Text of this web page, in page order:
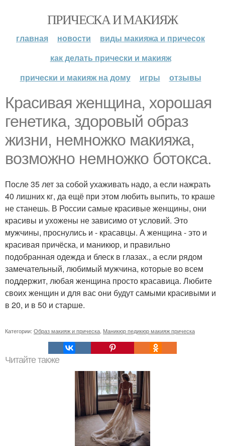
ПРИЧЕСКА И МАКИЯЖ
главная новости
виды макияжа и причесок
как делать прически и макияж
прически и макияж на дому
игры отзывы
Красивая женщина, хорошая
генетика, здоровый образ
жизни, немножко макияжа,
возможно немножко ботокса.
После 35 лет за собой ухаживать надо, а если нажрать
40 лишних кг, да ещё при этом любить выпить, то краше
не станешь. В России самые красивые женщины, они
красивы и ухожены не зависимо от условий. Это
мужчины, проснулись и - красавцы. А женщина - это и
красивая причёска, и маникюр, и правильно
подобранная одежда и блеск в глазах., а если рядом
замечательный, любимый мужчина, которые во всем
поддержит, любая женщина просто красавица. Любите
своих женщин и для вас они будут самыми красивыми и
в 20, и в 50 и старше.
Категории: Образ макияж и прическа Маникюр педикюр макияж прическа
Читайте также